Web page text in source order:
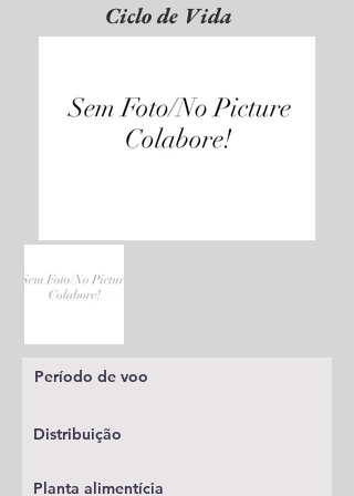
Ciclo de Vida
Período de voo
Distribuição
Planta alimentícia